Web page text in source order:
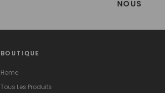
NOUS
BOUTIQUE
Home
Tous Les Produits